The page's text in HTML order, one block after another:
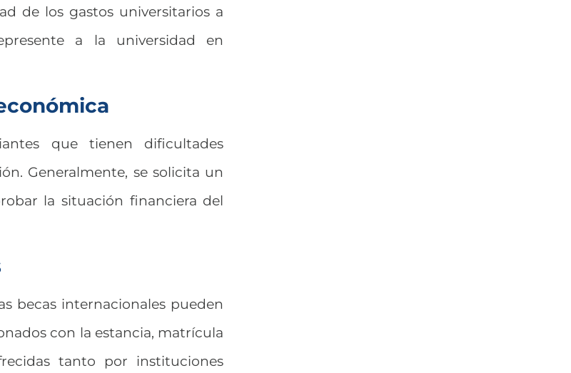
de los gastos universitarios a
a la universidad en
que tienen dificultades
Generalmente, se solicita un
la situación financiera del
becas internacionales pueden
con la estancia, matrícula
tanto por instituciones